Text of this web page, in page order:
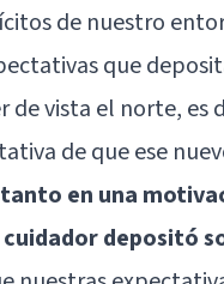
de nuestro
que
vista el norte, es
de que ese
en una
depositó